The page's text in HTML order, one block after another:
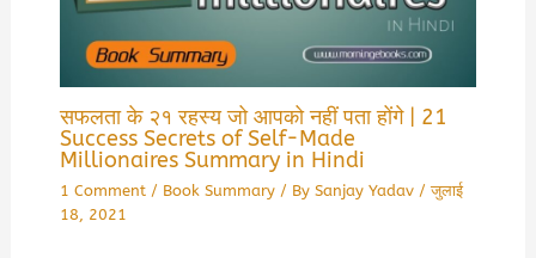
सफलता के २१ रहस्य जो आपको नहीं पता होंगे | 21
Success Secrets of Self-Made
Millionaires Summary in Hindi
1 Comment / Book Summary/ By Sanjay Yadav /जुलाई
18, 2021